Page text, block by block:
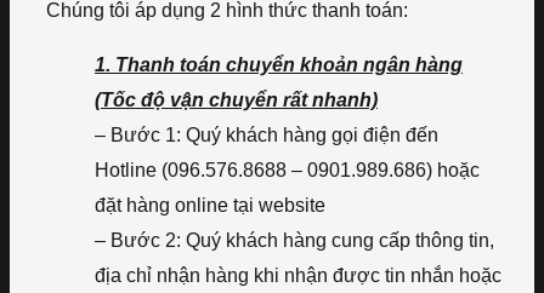
Chúng tôi áp dụng 2 hình thức thanh toán:
1. Thanh toán chuyển khoản ngân hàng
(Tốc độ vận chuyển rất nhanh)
– Bước 1: Quý khách hàng gọi điện đến
Hotline (096.576.8688 – 0901.989.686) hoặc
đặt hàng online tại website
– Bước 2: Quý khách hàng cung cấp thông tin,
địa chỉ nhận hàng khi nhận được tin nhắn hoặc